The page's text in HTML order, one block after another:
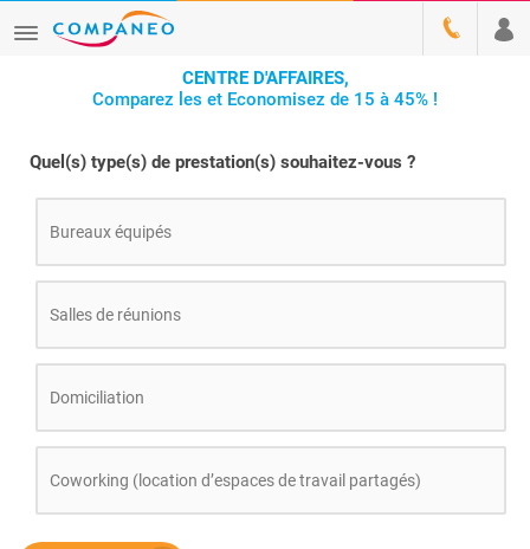
CENTRE D'AFFAIRES,
Comparez les et Economisez de 15 à 45% !
Quel(s) type(s) de prestation(s) souhaitez-vous ?
Bureaux équipés
Salles de réunions
Domiciliation
Coworking (location d’espaces de travail partagés)